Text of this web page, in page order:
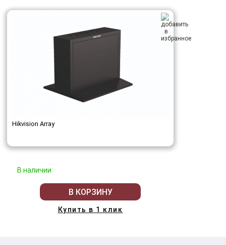
Hikvision Array
В наличии
В КОРЗИНУ
Купить в 1 клик